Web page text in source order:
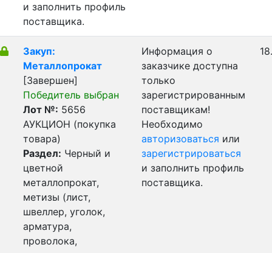
и заполнить профиль
поставщика.
Закуп:
Металлопрокат
[Завершен]
Победитель выбран
Лот №: 5656
АУКЦИОН (покупка
товара)
Раздел: Черный и
цветной
металлопрокат,
метизы (лист,
швеллер, уголок,
арматура,
проволока,
Информация о
заказчике доступна
только
зарегистрированным
поставщикам!
Необходимо
авторизоваться или
зарегистрироваться
и заполнить профиль
поставщика.